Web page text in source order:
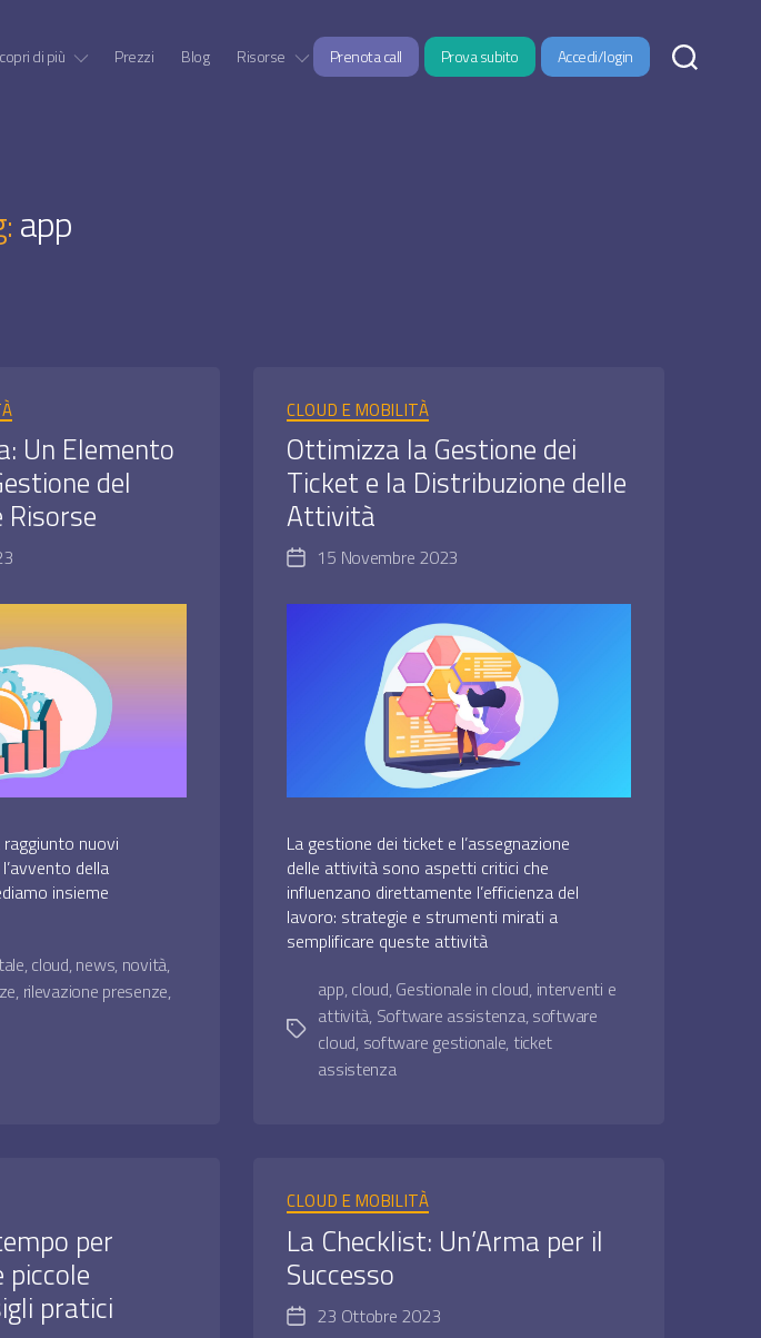
di più Prezzi Blog Risorse Prenota call Prova subito Accedi/login
app
Un Elemento
del
Risorse
nuovi
della
insieme
,cloud,news, novità,
, rilevazione presenze,
CLOUD E MOBILITÀ
Ottimizza la Gestione dei
Ticket e la Distribuzione delle
Attività
Data15 Novembre 2023
La gestione dei ticket e l’assegnazione
delle attività sono aspetti critici che
influenzano direttamente l’efficienza del
lavoro: strategie e strumenti mirati a
semplificare queste attività
Tag
app,cloud,Gestionale in cloud, interventi e
attività, Software assistenza,software
cloud, software gestionale, ticket
assistenza
per
pratici
CLOUD E MOBILITÀ
La Checklist: Un’Arma per il
Successo
Data23 Ottobre 2023